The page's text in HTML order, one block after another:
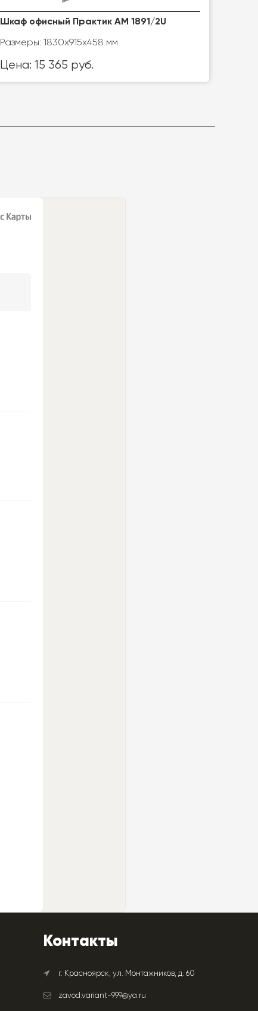
Шкаф офисный Практик АМ 1891/2U
Размеры: 1830х915х458 мм
Цена: 15 365 руб.
Контакты
г. Красноярск, ул. Монтажников, д. 60
zavod.variant-999@ya.ru